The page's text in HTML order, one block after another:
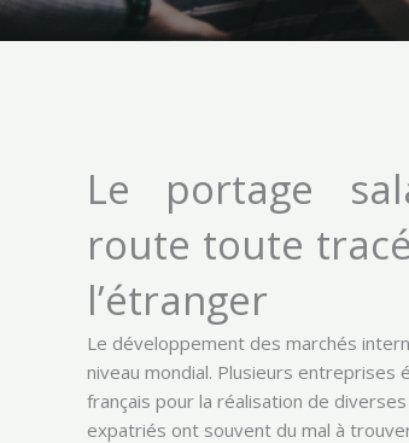
Le portage
route toute
l’étranger
Le développement des marchés
niveau mondial. Plusieurs entreprises
français pour la réalisation de
expatriés ont souvent du mal à